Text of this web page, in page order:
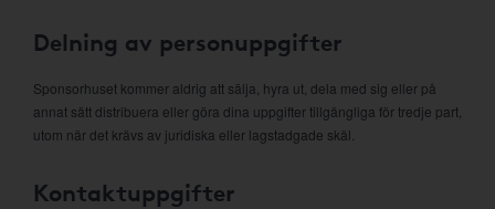
Delning av personuppgifter
Sponsorhuset kommer aldrig att sälja, hyra ut, dela med sig eller på
annat sätt distribuera eller göra dina uppgifter tillgängliga för tredje part,
utom när det krävs av juridiska eller lagstadgade skäl.
Kontaktuppgifter